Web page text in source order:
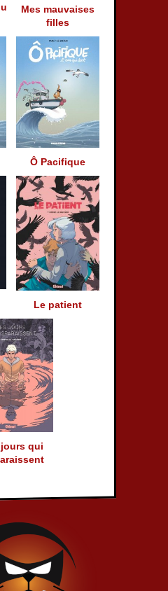
Mes mauvaises
filles
Ô Pacifique
Le patient
qui